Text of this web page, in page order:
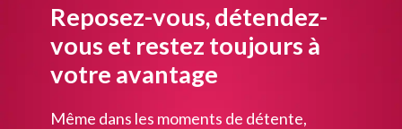
Reposez-vous, détendez-
vous et restez toujours à
votre avantage
Même dans les moments de détente,